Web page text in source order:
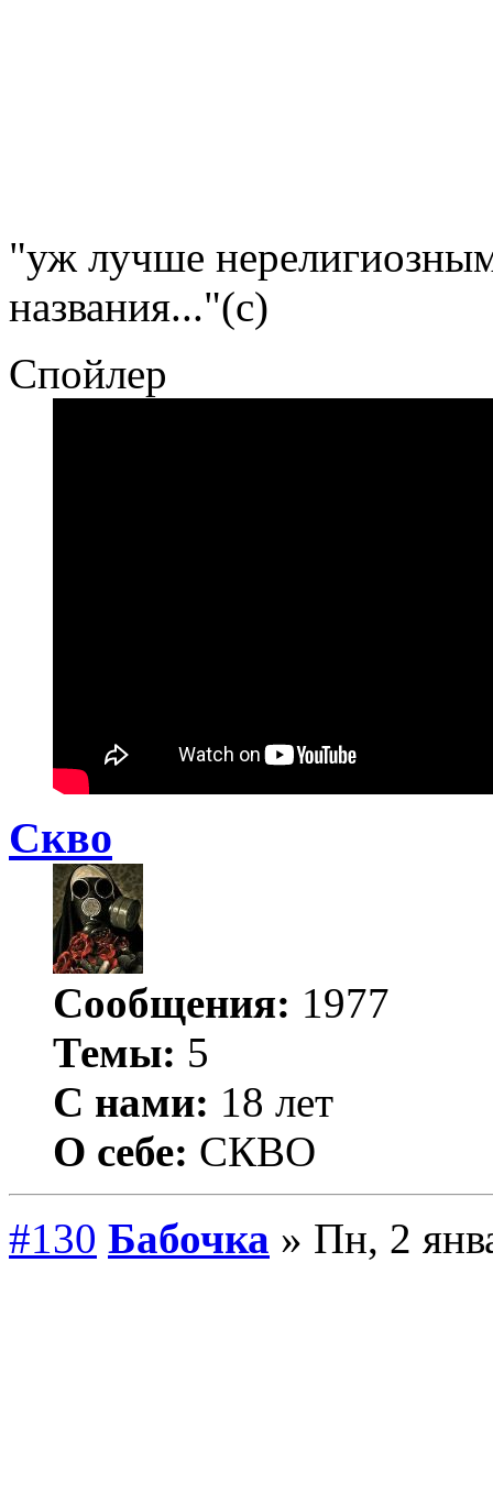
"уж лучше
названия..."(с)
Спойлер
Скво
Сообщения: 1977
Темы: 5
С нами: 18 лет
О себе: СКВО
#130 Бабочка » Пн, 2